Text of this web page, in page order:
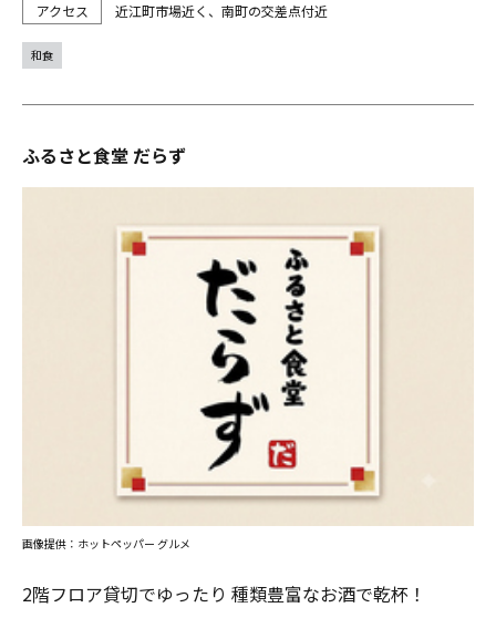
近江町市場近く、南町の交差点付近
和食
ふるさと食堂 だらず
2階フロア貸切でゆったり 種類豊富なお酒で乾杯！
画像提供：ホットペッパー グルメ